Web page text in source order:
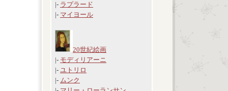
|- ラプラード
|- マイヨール
20世紀絵画
|- モディリアーニ
|- ユトリロ
|- ムンク